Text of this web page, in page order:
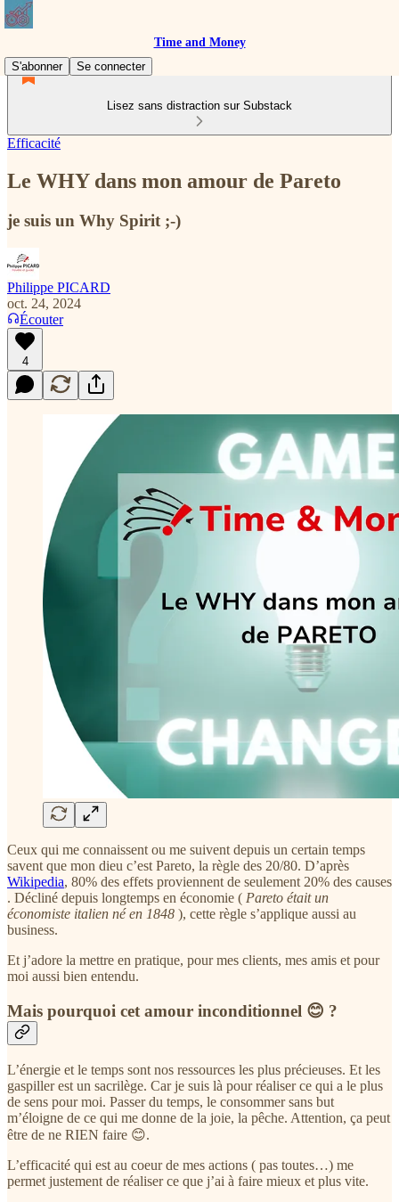
Time and Money
S'abonner
Se connecter
Lisez sans distraction sur Substack
Efficacité
Le WHY dans mon amour de Pareto
je suis un Why Spirit ;-)
Philippe PICARD
oct. 24, 2024
Écouter
4
Ceux qui me connaissent ou me suivent depuis un certain temps
savent que mon dieu c’est Pareto, la règle des 20/80. D’après
Wikipedia, 80% des effets proviennent de seulement 20% des causes
. Décliné depuis longtemps en économie ( Pareto était un
économiste italien né en 1848 ), cette règle s’applique aussi au
business.
Et j’adore la mettre en pratique, pour mes clients, mes amis et pour
moi aussi bien entendu.
Mais pourquoi cet amour inconditionnel 😊 ?
L’énergie et le temps sont nos ressources les plus précieuses. Et les
gaspiller est un sacrilège. Car je suis là pour réaliser ce qui a le plus
de sens pour moi. Passer du temps, le consommer sans but
m’éloigne de ce qui me donne de la joie, la pêche. Attention, ça peut
être de ne RIEN faire 😊.
L’efficacité qui est au coeur de mes actions ( pas toutes…) me
permet justement de réaliser ce que j’ai à faire mieux et plus vite.